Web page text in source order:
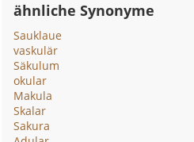
ähnliche Synonyme
Sauklaue
vaskulär
Säkulum
okular
Makula
Skalar
Sakura